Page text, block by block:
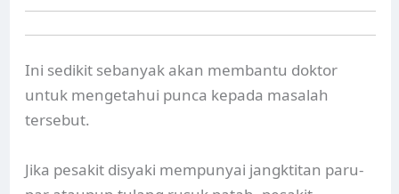
Ini sedikit sebanyak akan membantu doktor
untuk mengetahui punca kepada masalah
tersebut.
Jika pesakit disyaki mempunyai jangktitan paru-